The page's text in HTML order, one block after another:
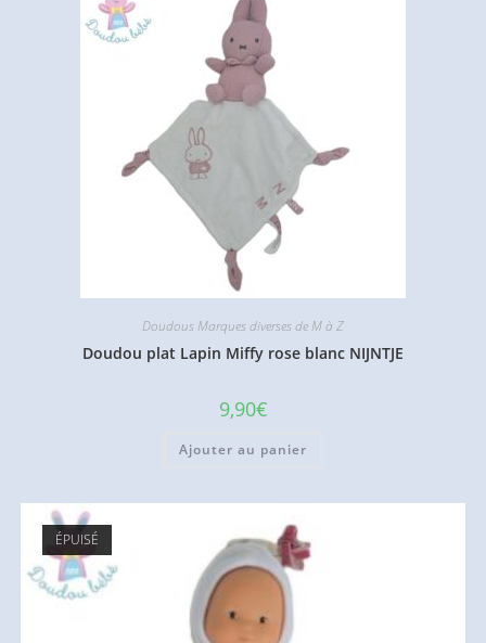
Doudous Marques diverses de M à Z
Doudou plat Lapin Miffy rose blanc NIJNTJE
9,90€
Ajouter au panier
ÉPUISÉ